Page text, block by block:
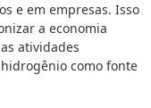
e em empresas. Isso
a economia
atividades
como fonte